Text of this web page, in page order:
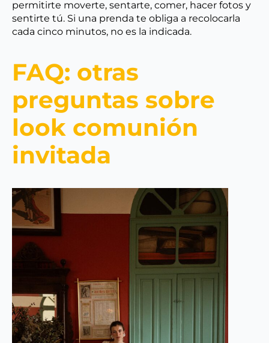
permitirte moverte, sentarte, comer, hacer fotos y
sentirte tú. Si una prenda te obliga a recolocarla
cada cinco minutos, no es la indicada.
FAQ: otras
preguntas sobre
look comunión
invitada